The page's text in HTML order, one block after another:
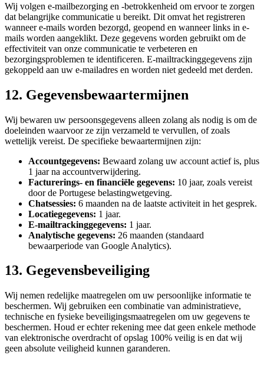
Wij volgen e-mailbezorging en -betrokkenheid om ervoor te zorgen
dat belangrijke communicatie u bereikt. Dit omvat het registreren
wanneer e-mails worden bezorgd, geopend en wanneer links in e-
mails worden aangeklikt. Deze gegevens worden gebruikt om de
effectiviteit van onze communicatie te verbeteren en
bezorgingsproblemen te identificeren. E-mailtrackinggegevens zijn
gekoppeld aan uw e-mailadres en worden niet gedeeld met derden.
12. Gegevensbewaartermijnen
Wij bewaren uw persoonsgegevens alleen zolang als nodig is om de
doeleinden waarvoor ze zijn verzameld te vervullen, of zoals
wettelijk vereist. De specifieke bewaartermijnen zijn:
Accountgegevens: Bewaard zolang uw account actief is, plus
1 jaar na accountverwijdering.
Facturerings- en financiële gegevens: 10 jaar, zoals vereist
door de Portugese belastingwetgeving.
Chatsessies: 6 maanden na de laatste activiteit in het gesprek.
Locatiegegevens: 1 jaar.
E-mailtrackinggegevens: 1 jaar.
Analytische gegevens: 26 maanden (standaard
bewaarperiode van Google Analytics).
13. Gegevensbeveiliging
Wij nemen redelijke maatregelen om uw persoonlijke informatie te
beschermen. Wij gebruiken een combinatie van administratieve,
technische en fysieke beveiligingsmaatregelen om uw gegevens te
beschermen. Houd er echter rekening mee dat geen enkele methode
van elektronische overdracht of opslag 100% veilig is en dat wij
geen absolute veiligheid kunnen garanderen.